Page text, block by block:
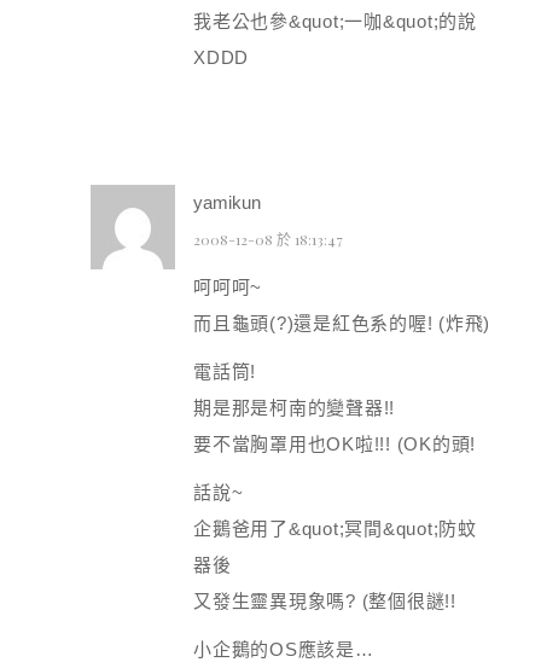
我老公也參&quot;一咖&quot;的說
XDDD
yamikun
2008-12-08 於 18:13:47
呵呵呵~
而且龜頭(?)還是紅色系的喔! (炸飛)
電話筒!
期是那是柯南的變聲器!!
要不當胸罩用也OK啦!!! (OK的頭!
話說~
企鵝爸用了&quot;冥間&quot;防蚊
器後
又發生靈異現象嗎? (整個很謎!!
小企鵝的OS應該是…